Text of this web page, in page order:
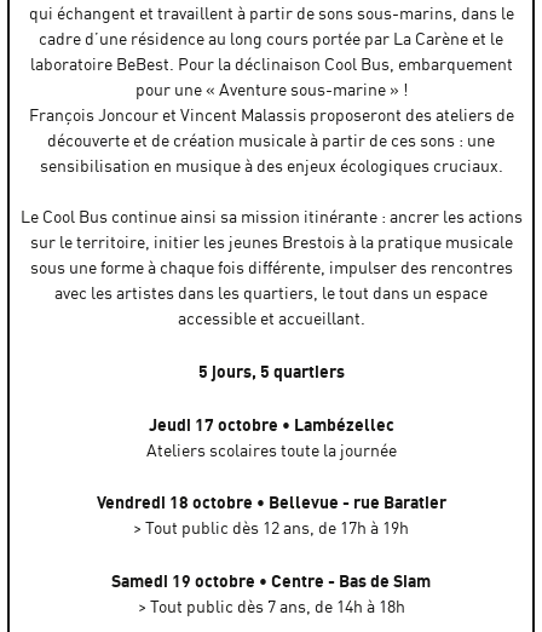
qui échangent et travaillent à partir de sons sous-marins, dans le
cadre d’une résidence au long cours portée par La Carène et le
laboratoire BeBest. Pour la déclinaison Cool Bus, embarquement
pour une « Aventure sous-marine » !
François Joncour et Vincent Malassis proposeront des ateliers de
découverte et de création musicale à partir de ces sons : une
sensibilisation en musique à des enjeux écologiques cruciaux.
Le Cool Bus continue ainsi sa mission itinérante : ancrer les actions
sur le territoire, initier les jeunes Brestois à la pratique musicale
sous une forme à chaque fois différente, impulser des rencontres
avec les artistes dans les quartiers, le tout dans un espace
accessible et accueillant.
5 jours, 5 quartiers
Jeudi 17 octobre • Lambézellec
Ateliers scolaires toute la journée
Vendredi 18 octobre • Bellevue - rue Baratier
> Tout public dès 12 ans, de 17h à 19h
Samedi 19 octobre • Centre - Bas de Siam
> Tout public dès 7 ans, de 14h à 18h